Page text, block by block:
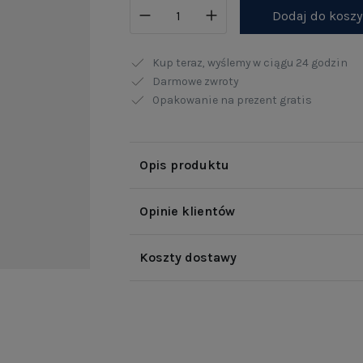
Dodaj do
Kup teraz, wyślemy w ciągu 24 godzin
Darmowe zwroty
Opakowanie na prezent gratis
Opis produktu
Opinie klientów
Koszty dostawy